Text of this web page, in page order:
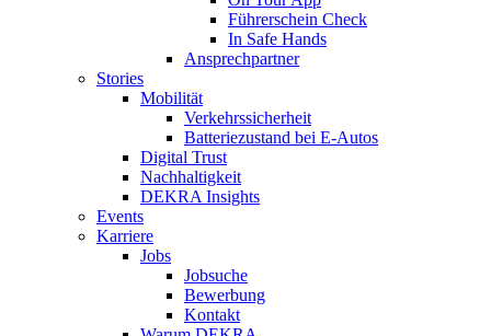
Führerschein Check
In Safe Hands
Ansprechpartner
Stories
Mobilität
Verkehrssicherheit
Batteriezustand bei E-Autos
Digital Trust
Nachhaltigkeit
DEKRA Insights
Events
Karriere
Jobs
Jobsuche
Bewerbung
Kontakt